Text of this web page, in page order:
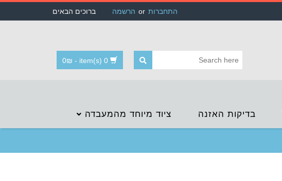
ברוכים הבאים התחברות הרשמה
0 item(s)
-
0₪
בדיקות האזנה ציוד מיוחד מהמעבדה